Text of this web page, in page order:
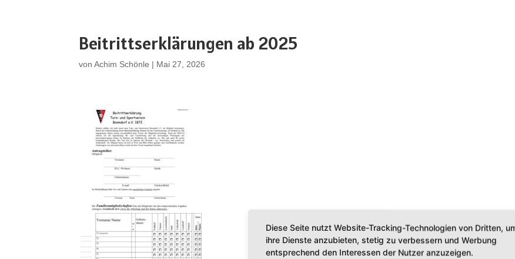
Beitrittserklärungen ab 2025
vonAchim Schönle | Mai 27, 2026
Diese Seite nutzt Website-Tracking-Technologien von Dritten,
ihre Dienste anzubieten, stetig zu verbessern und Werbung
entsprechend den Interessen der Nutzer anzuzeigen.